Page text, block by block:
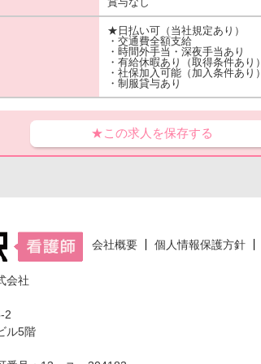
★日払い可（当社規定あり）
・交通費全額支給
・時間外手当・深夜手当あり
・有給休暇あり（取得条件あり）
・社保加入可能（加入条件あり）
・制服貸与あり
★この求人を保存する
会社概要 個人情報保護方針
会社
2
ル5階